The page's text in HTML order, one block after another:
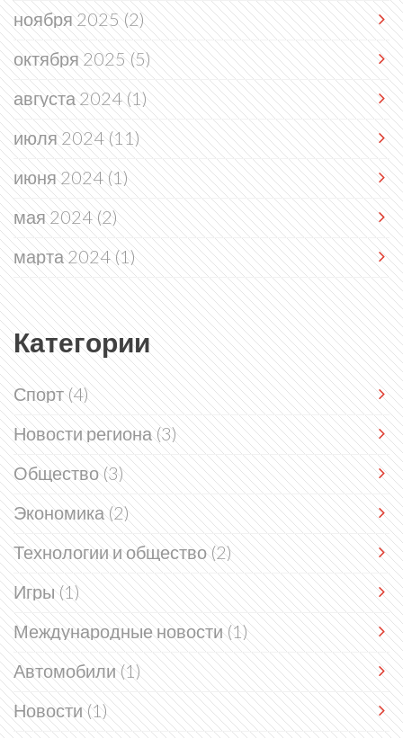
ноября 2025(2)
октября 2025(5)
августа 2024(1)
июля 2024(11)
июня 2024(1)
мая 2024(2)
марта 2024(1)
Категории
Спорт(4)
Новости региона(3)
Общество(3)
Экономика(2)
Технологии и общество(2)
Игры(1)
Международные новости(1)
Автомобили(1)
Новости(1)